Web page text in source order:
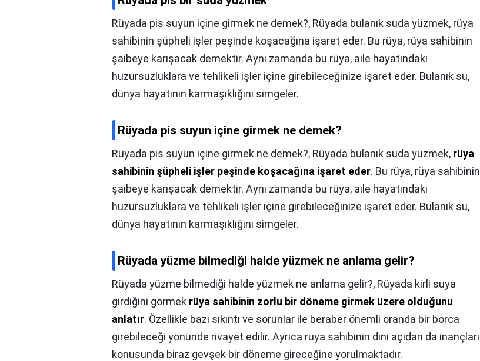
Rüyada pis suyun içine girmek ne demek?, Rüyada bulanık suda yüzmek, rüya
sahibinin şüpheli işler peşinde koşacağına işaret eder. Bu rüya, rüya sahibinin
şaibeye karışacak demektir. Aynı zamanda bu rüya, aile hayatındaki
huzursuzluklara ve tehlikeli işler içine girebileceğinize işaret eder. Bulanık su,
dünya hayatının karmaşıklığını simgeler.
Rüyada pis suyun içine girmek ne demek?
Rüyada pis suyun içine girmek ne demek?, Rüyada bulanık suda yüzmek, rüya
sahibinin şüpheli işler peşinde koşacağına işaret eder. Bu rüya, rüya sahibinin
şaibeye karışacak demektir. Aynı zamanda bu rüya, aile hayatındaki
huzursuzluklara ve tehlikeli işler içine girebileceğinize işaret eder. Bulanık su,
dünya hayatının karmaşıklığını simgeler.
Rüyada yüzme bilmediği halde yüzmek ne anlama gelir?
Rüyada yüzme bilmediği halde yüzmek ne anlama gelir?, Rüyada kirli suya
girdiğini görmek rüya sahibinin zorlu bir döneme girmek üzere olduğunu
anlatır. Özellikle bazı sıkıntı ve sorunlar ile beraber önemli oranda bir borca
girebileceği yönünde rivayet edilir. Ayrıca rüya sahibinin dini açıdan da inançları
konusunda biraz gevşek bir döneme gireceğine yorulmaktadır.